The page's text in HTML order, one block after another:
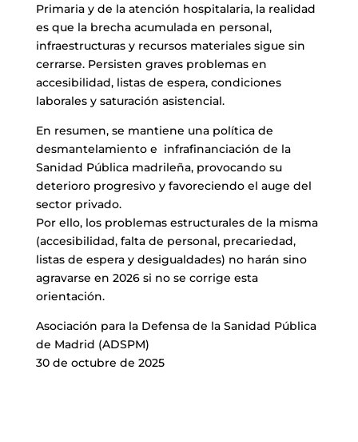
Primaria y de la atención hospitalaria, la realidad
es que la brecha acumulada en personal,
infraestructuras y recursos materiales sigue sin
cerrarse. Persisten graves problemas en
accesibilidad, listas de espera, condiciones
laborales y saturación asistencial.
En resumen, se mantiene una política de
desmantelamiento e infrafinanciación de la
Sanidad Pública madrileña, provocando su
deterioro progresivo y favoreciendo el auge del
sector privado.
Por ello, los problemas estructurales de la misma
(accesibilidad, falta de personal, precariedad,
listas de espera y desigualdades) no harán sino
agravarse en 2026 si no se corrige esta
orientación.
Asociación para la Defensa de la Sanidad Pública
de Madrid (ADSPM)
30 de octubre de 2025